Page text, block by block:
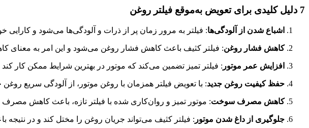
7 دلیل کلیدی برای تعویض به‌موقع فیلتر روغن
اشباع شدن از آلودگی‌ها: فیلتر به مرور زمان پر از ذرات و آلودگی‌ها می‌شود و
کاهش فشار روغن: فیلتر کثیف باعث کاهش فشار روغن می‌شود و این امر به
افزایش عمر موتور : فیلتر تمیز تضمین می‌کند که موتور در بهترین شرایط ممکن کار
حفظ کیفیت روغن جدید: با تعویض فیلتر همزمان با روغن موتور، از آلودگی سریع
کاهش مصرف سوخت: موتور تمیز و روان‌کاری شده با فیلتر تازه، باعث کاهش
جلوگیری از داغ شدن موتور : فیلتر کثیف می‌تواند جریان روغن را مختل کند و در